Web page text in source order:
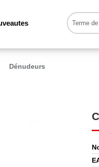
Dénudeurs